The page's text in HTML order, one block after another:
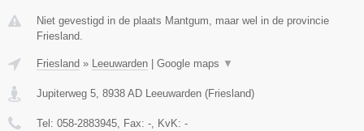
Niet gevestigd in de plaats Mantgum, maar wel in de provincie
Friesland.
Friesland » Leeuwarden Google maps ▼
Jupiterweg 5, 8938 AD Leeuwarden (Friesland)
Tel: 058-2883945, Fax: -, KvK: -